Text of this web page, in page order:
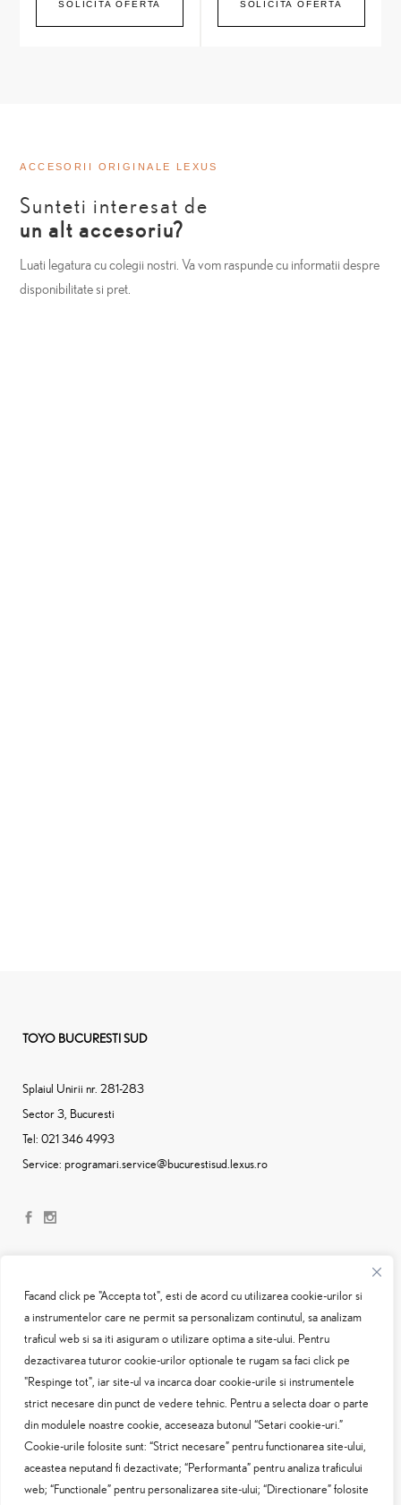
Facand click pe "Accepta tot", esti de acord cu utilizarea cookie-urilor si
a instrumentelor care ne permit sa personalizam continutul, sa analizam
traficul web si sa iti asiguram o utilizare optima a site-ului. Pentru
dezactivarea tuturor cookie-urilor optionale te rugam sa faci click pe
"Respinge tot", iar site-ul va incarca doar cookie-urile si instrumentele
strict necesare din punct de vedere tehnic. Pentru a selecta doar o parte
din modulele noastre cookie, acceseaza butonul “Setari cookie-uri.”
Cookie-urile folosite sunt: “Strict necesare” pentru functionarea site-ului,
aceastea neputand fi dezactivate; “Performanta” pentru analiza traficului
web; “Functionale” pentru personalizarea site-ului; “Directionare” folosite
SOLICITA OFERTA SOLICITA OFERTA
ACCESORII ORIGINALE LEXUS
Sunteti interesat de
un alt accesoriu?
Luati legatura cu colegii nostri. Va vom raspunde cu informatii despre
disponibilitate si pret.
TOYO BUCURESTI SUD
Splaiul Unirii nr. 281-283
Sector 3, Bucuresti
Tel: 021 346 4993
Service: programari.service@bucurestisud.lexus.ro
Oferte service
Constatari daune
Programare service
Politica cookie-uri